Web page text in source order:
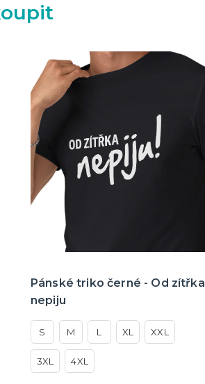
Pánské triko černé - Od zítřka
nepiju
S M L XL XXL
3XL 4XL